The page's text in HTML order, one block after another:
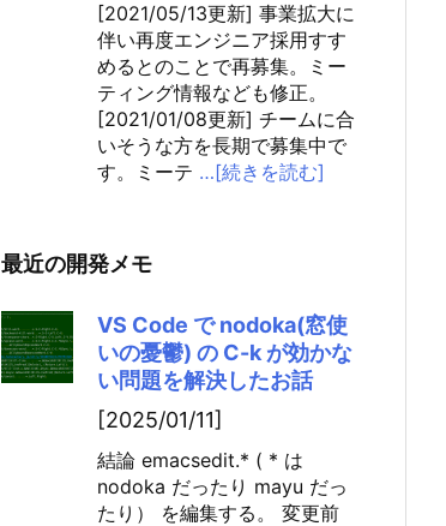
[2021/05/13更新] 事業拡大に
伴い再度エンジニア採用すす
めるとのことで再募集。ミー
ティング情報なども修正。
[2021/01/08更新] チームに合
いそうな方を長期で募集中で
す。ミーテ …[続きを読む]
最近の開発メモ
VS Code で nodoka(窓使
いの憂鬱) の C-k が効かな
い問題を解決したお話
[2025/01/11]
結論 emacsedit.* ( * は
nodoka だったり mayu だっ
たり） を編集する。 変更前